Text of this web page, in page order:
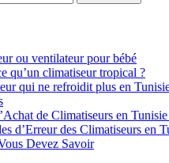
ou ventilateur pour bébé
qu’un climatiseur tropical ?
qui ne refroidit plus en
de Climatiseurs en
d’Erreur des Climatiseurs en
Devez Savoir